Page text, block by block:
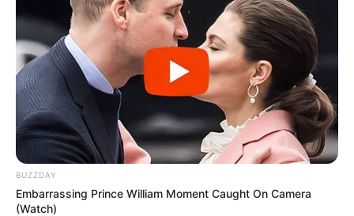
info@groza-news.info
КАТЕГОРІЇ
Без рубрики
Гарячi
BUZZDAY
Embarrassing Prince William Moment Caught On Camera
(Watch)